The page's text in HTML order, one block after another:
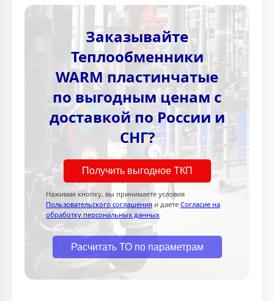
Заказывайте
Теплообменники
WARM пластинчатые
по выгодным ценам с
доставкой по России и
СНГ?
Получить выгодное ТКП
Нажимая кнопку, вы принимаете условия
Пользовательского соглашения и даете Согласие на
обработку персональных данных
Расчитать ТО по параметрам